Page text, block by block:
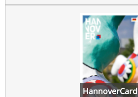
HannoverCard